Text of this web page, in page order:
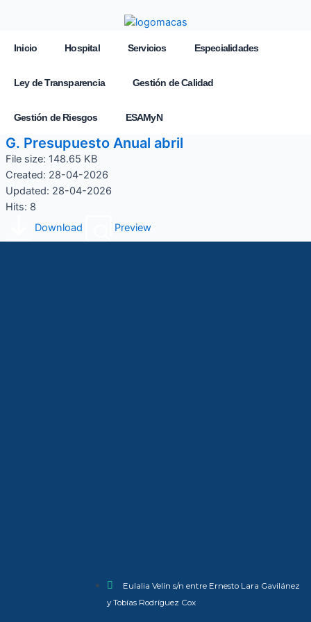
Inicio Hospital Servicios Especialidades
Ley de Transparencia Gestión de Calidad
Gestión de Riesgos ESAMyN
G. Presupuesto Anual abril
File size: 148.65 KB
Created: 28-04-2026
Updated: 28-04-2026
Hits: 8
Download
Preview
Eulalia Velín s/n entre Ernesto Lara Gavilánez
y Tobías Rodríguez Cox